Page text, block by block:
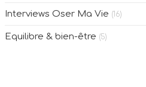
Interviews Oser Ma Vie (16)
Equilibre & bien-être (5)